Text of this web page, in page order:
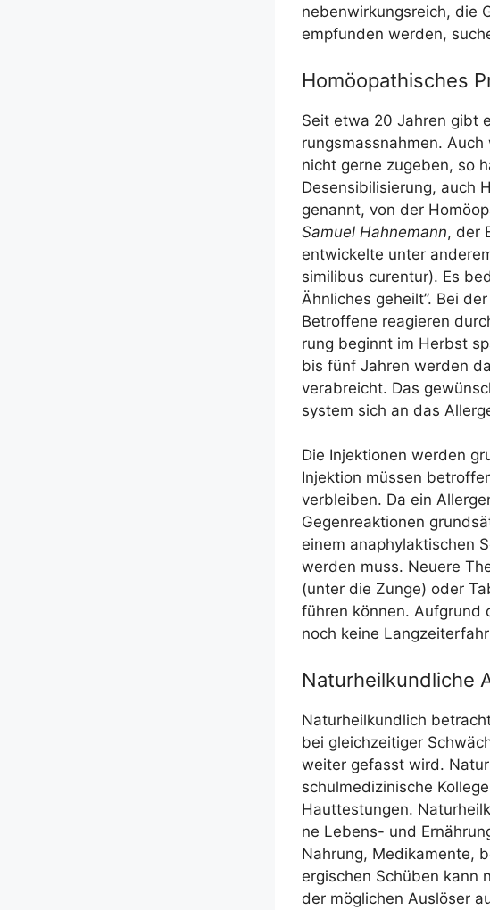
neben­wir­kungs­reich, die
emp­fun­den wer­den,
Homöopathisches
Seit etwa 20 Jah­ren gibt
rungs­mass­nah­men.
nicht ger­ne zuge­ben, so
Desen­si­bi­li­sie­rung, auch
genannt, von der
Samu­el Hah­ne­mann, der
ent­wi­ckel­te unter
simi­li­bus curen­tur). Es
Ähn­li­ches geheilt”. Bei
Betrof­fe­ne reagie­ren
rung beginnt im Herbst
bis fünf Jah­ren wer­den
ver­ab­reicht. Das
sys­tem sich an das
Die Injek­tio­nen wer­den
Injek­ti­on müs­sen
ver­blei­ben. Da ein
Gegen­re­ak­tio­nen
einem ana­phy­lak­ti­schen
wer­den muss. Neue­re
(unter die Zun­ge) oder
füh­ren kön­nen. Auf­grund
noch kei­ne
Naturheilkundliche
Natur­heil­kund­lich
bei gleich­zei­ti­ger
wei­ter gefasst wird.
schul­me­di­zi­ni­sche
Haut­tes­tun­gen.
ne Lebens- und
Nah­rung, Medi­ka­men­te,
er­gi­schen Schü­ben kann
der mög­li­chen Aus­lö­ser